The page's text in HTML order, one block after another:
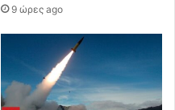
9 ώρες ago